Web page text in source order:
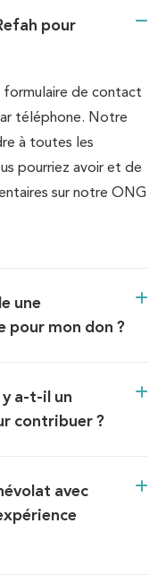
pour
de contact
téléphone. Notre
à toutes les
pourriez avoir et de
sur notre ONG
une
pour mon don ?
a-t-il un
contribuer ?
avec